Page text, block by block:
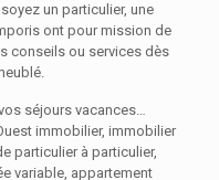
un particulier, une
ont pour mission de
conseils ou services dès
séjours vacances…
immobilier, immobilier
particulier à particulier,
variable, appartement